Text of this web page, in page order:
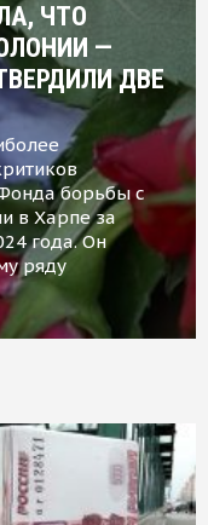
ЧТО
—
ДВЕ
борьбы с
в Харпе за
года. Он
ряду